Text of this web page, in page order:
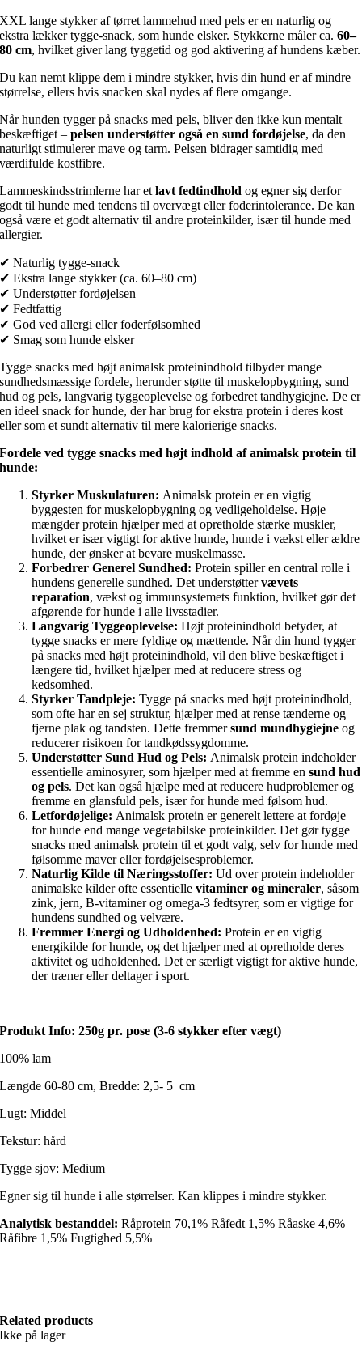
XXL lange stykker af tørret lammehud med pels er en naturlig og
ekstra lækker tygge-snack, som hunde elsker. Stykkerne måler ca.60–
80 cm, hvilket giver lang tyggetid og god aktivering af hundens kæber.
Du kan nemt klippe dem i mindre stykker, hvis din hund er af mindre
størrelse, ellers hvis snacken skal nydes af flere omgange.
Når hunden tygger på snacks med pels, bliver den ikke kun mentalt
beskæftiget –pelsen understøtter også en sund fordøjelse, da den
naturligt stimulerer mave og tarm. Pelsen bidrager samtidig med
værdifulde kostfibre.
Lammeskindsstrimlerne har etlavt fedtindhold og egner sig derfor
godt til hunde med tendens til overvægt eller foderintolerance. De kan
også være et godt alternativ til andre proteinkilder, især til hunde med
allergier.
✔ Naturlig tygge-snack
✔ Ekstra lange stykker (ca. 60–80 cm)
✔ Understøtter fordøjelsen
✔ Fedtfattig
✔ God ved allergi eller foderfølsomhed
✔ Smag som hunde elsker
Tygge snacks med højt animalsk proteinindhold tilbyder mange
sundhedsmæssige fordele, herunder støtte til muskelopbygning, sund
hud og pels, langvarig tyggeoplevelse og forbedret tandhygiejne. De er
en ideel snack for hunde, der har brug for ekstra protein i deres kost
eller som et sundt alternativ til mere kalorierige snacks.
Fordele ved tygge snacks med højt indhold af animalsk protein til
hunde:
Styrker Muskulaturen: Animalsk protein er en vigtig
byggesten for muskelopbygning og vedligeholdelse. Høje
mængder protein hjælper med at opretholde stærke muskler,
hvilket er især vigtigt for aktive hunde, hunde i vækst eller ældre
hunde, der ønsker at bevare muskelmasse.
Forbedrer Generel Sundhed:Protein spiller en central rolle i
hundens generelle sundhed. Det understøttervævets
reparation, vækst og immunsystemets funktion, hvilket gør det
afgørende for hunde i alle livsstadier.
Langvarig Tyggeoplevelse:Højt proteinindhold betyder, at
tygge snacks er mere fyldige og mættende. Når din hund tygger
på snacks med højt proteinindhold, vil den blive beskæftiget i
længere tid, hvilket hjælper med at reducere stress og
kedsomhed.
Styrker Tandpleje:Tygge på snacks med højt proteinindhold,
som ofte har en sej struktur, hjælper med at rense tænderne og
fjerne plak og tandsten. Dette fremmersund mundhygiejne og
reducerer risikoen for tandkødssygdomme.
Understøtter Sund Hud og Pels: Animalsk protein indeholder
essentielle aminosyrer, som hjælper med at fremme ensund hud
og pels. Det kan også hjælpe med at reducere hudproblemer og
fremme en glansfuld pels, især for hunde med følsom hud.
Letfordøjelige: Animalsk protein er generelt lettere at fordøje
for hunde end mange vegetabilske proteinkilder. Det gør tygge
snacks med animalsk protein til et godt valg, selv for hunde med
følsomme maver eller fordøjelsesproblemer.
Naturlig Kilde til Næringsstoffer:Ud over protein indeholder
animalske kilder ofte essentiellevitaminer og mineraler, såsom
zink, jern, B-vitaminer og omega-3 fedtsyrer, som er vigtige for
hundens sundhed og velvære.
Fremmer Energi og Udholdenhed:Protein er en vigtig
energikilde for hunde, og det hjælper med at opretholde deres
aktivitet og udholdenhed. Det er særligt vigtigt for aktive hunde,
der træner eller deltager i sport.
Produkt Info: 250g pr. pose (3-6 stykker efter vægt)
100% lam
Længde 60-80 cm, Bredde: 2,5- 5 cm
Lugt: Middel
Tekstur: hård
Tygge sjov: Medium
Egner sig til hunde i alle størrelser. Kan klippes i mindre stykker.
Analytisk bestanddel:Råprotein 70,1% Råfedt 1,5% Råaske 4,6%
Råfibre 1,5% Fugtighed 5,5%
Related products
Ikke på lager